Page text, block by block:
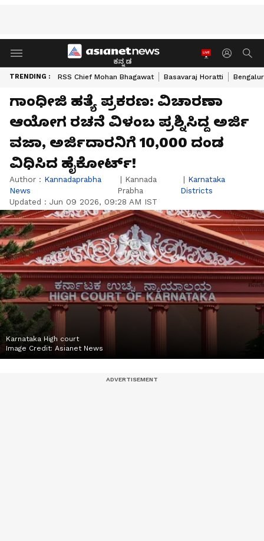
ಕನ್ನಡ
TRENDING : RSS Chief Mohan Bhagawat Basavaraj Horatti
ಗಾಂಧೀಜಿ ಹತ್ಯೆ ಪ್ರಕರಣ: ವಿಚಾರಣಾ
ಆಯೋಗ ರಚನೆ ವಿಳಂಬ ಪ್ರಶ್ನಿಸಿದ್ದ ಅರ್ಜಿ
ವಜಾ, ಅರ್ಜಿದಾರನಿಗೆ 10,000 ದಂಡ
ವಿಧಿಸಿದ ಹೈಕೋರ್ಟ್‌!
Author : Kannadaprabha
News
| Kannada
Prabha
| Karnataka
Districts
Updated : Jun 09 2026, 09:28 AM IST
Karnataka High court
Image Credit: Asianet News